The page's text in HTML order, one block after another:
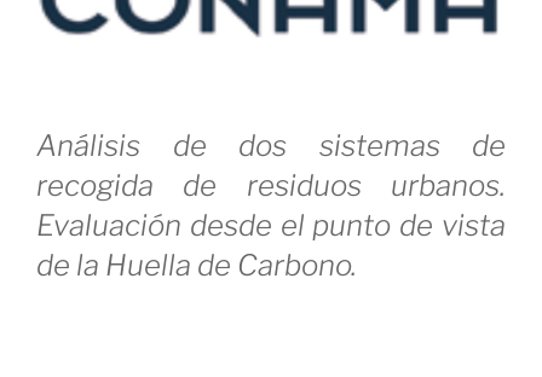
Análisis de dos sistemas de
recogida de residuos urbanos.
Evaluación desde el punto de vista
de la Huella de Carbono.